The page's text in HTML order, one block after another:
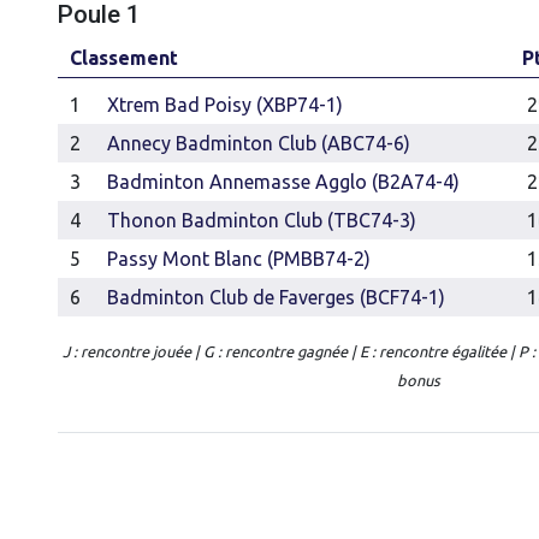
Poule 1
Classement
1 Xtrem Bad Poisy (XBP74-1)
2
Annecy Badminton Club (ABC74-6)
3
Badminton Annemasse Agglo (B2A74-4)
4
Thonon Badminton Club (TBC74-3)
5
Passy Mont Blanc (PMBB74-2)
6
Badminton Club de Faverges (BCF74-1)
J : rencontre jouée | G : rencontre gagnée | E : rencontre égalitée | P
bonus